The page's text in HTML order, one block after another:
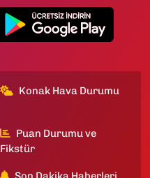
Konak Hava Durumu
Puan Durumu ve
Fikstür